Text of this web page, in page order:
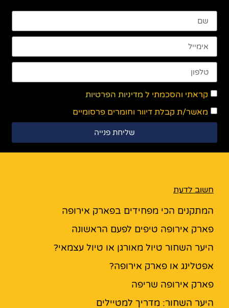
קראתי והסכמתי ל מדיניות הפרטיות
מאשר/ת קבלת דיוור וחומרים פרסומיים
שליחת פנייה
חשוב לדעת
המתקנים הכי מפחידים בפארק אירופה
פארק אירופה טיפים לפעם הראשונה
היער השחור טיול מאורגן או טיול עצמאי?
אפטלינג או פארק אירופה?
פארק אירופה שריפה
היער השחור: מדריך למטיילים